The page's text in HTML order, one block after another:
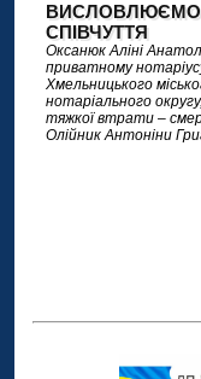
ВИСЛОВЛЮЄМО
СПІВЧУТТЯ
Оксанюк Аліні
приватному
Хмельницького
нотаріального
тяжкої втрати –
Олійник Антоніни